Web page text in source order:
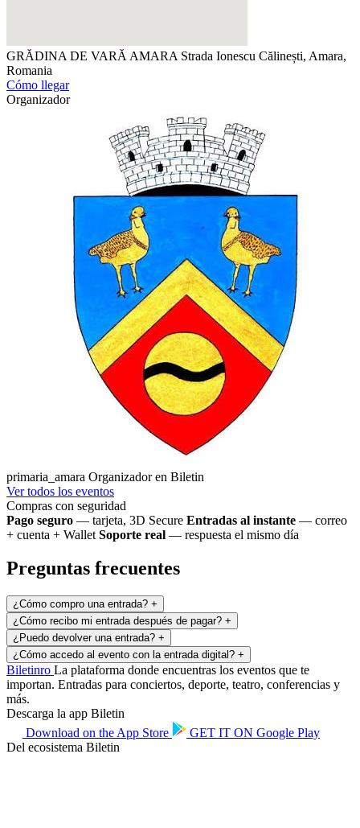
GRĂDINA DE VARĂ AMARA Strada Ionescu Călinești, Amara,
Romania
Cómo llegar
Organizador
primaria_amara Organizador en Biletin
Ver todos los eventos
Compras con seguridad
Pago seguro — tarjeta, 3D Secure Entradas al instante — correo
+ cuenta + Wallet Soporte real — respuesta el mismo día
Preguntas frecuentes
¿Cómo compro una entrada? +
¿Cómo recibo mi entrada después de pagar? +
¿Puedo devolver una entrada? +
¿Cómo accedo al evento con la entrada digital? +
Biletinro La plataforma donde encuentras los eventos que te
importan. Entradas para conciertos, deporte, teatro, conferencias y
más.
Descarga la app Biletin
Download on the App Store GET IT ON Google Play
Del ecosistema Biletin